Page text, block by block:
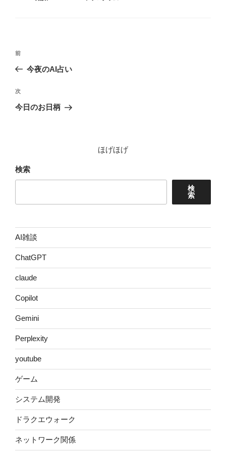
投
ビ
ゲ
前
の
稿
前
今夜のAI占い
次
の
次
今日のお日柄
ほげほげ
検索
検
索
AI雑談
ChatGPT
claude
Copilot
Gemini
Perplexity
youtube
ゲーム
システム開発
ドラクエウォーク
ネットワーク関係